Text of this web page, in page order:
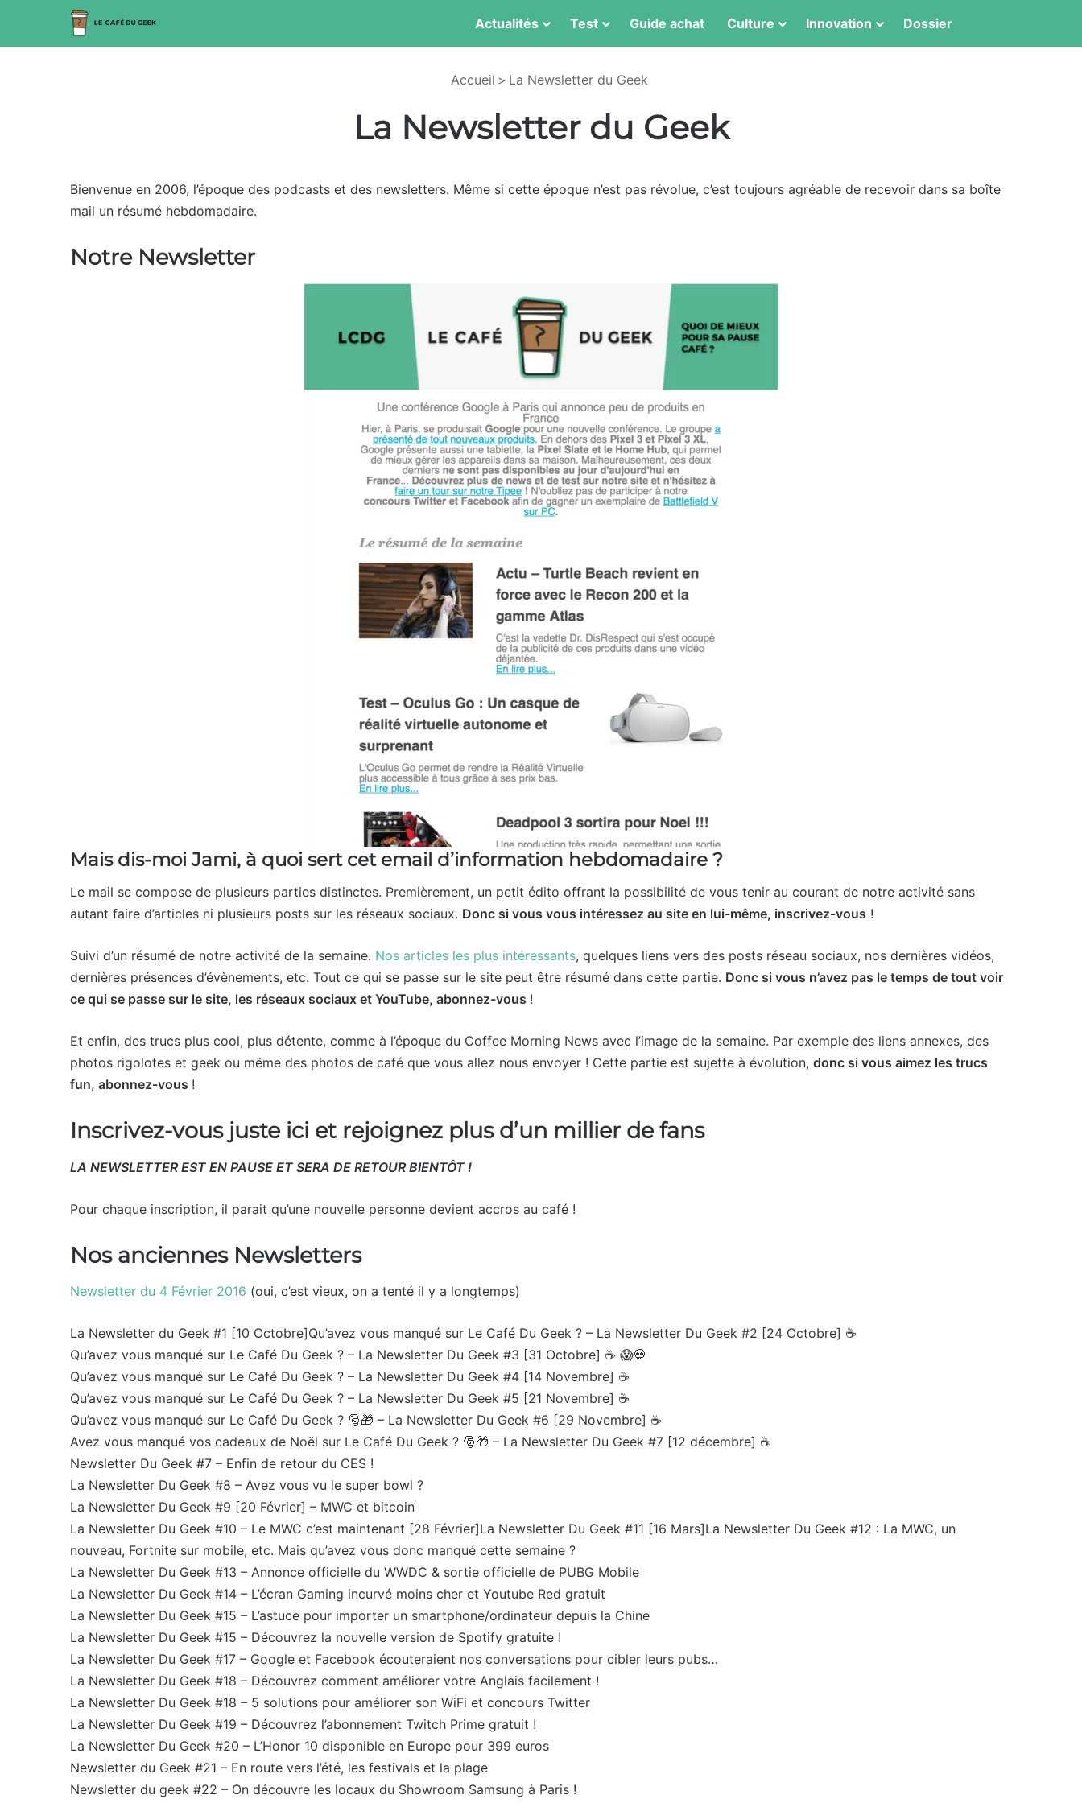
Actualités Test Guide achat Culture Innovation Dossier
Accueil > La Newsletter du Geek
La Newsletter du Geek
Bienvenue en 2006, l’époque des podcasts et des newsletters. Même si cette époque n’est pas révolue, c’est toujours agréable de recevoir dans sa boîte
mail un résumé hebdomadaire.
Notre Newsletter
Mais dis-moi Jami, à quoi sert cet email d’information hebdomadaire ?
Le mail se compose de plusieurs parties distinctes. Premièrement, un petit édito offrant la possibilité de vous tenir au courant de notre activité sans
autant faire d’articles ni plusieurs posts sur les réseaux sociaux. Donc si vous vous intéressez au site en lui-même, inscrivez-vous !
Suivi d’un résumé de notre activité de la semaine. Nos articles les plus intéressants, quelques liens vers des posts réseau sociaux, nos dernières vidéos,
dernières présences d’évènements, etc. Tout ce qui se passe sur le site peut être résumé dans cette partie. Donc si vous n’avez pas le temps de tout voir
ce qui se passe sur le site, les réseaux sociaux et YouTube, abonnez-vous !
Et enfin, des trucs plus cool, plus détente, comme à l’époque du Coffee Morning News avec l’image de la semaine. Par exemple des liens annexes, des
photos rigolotes et geek ou même des photos de café que vous allez nous envoyer ! Cette partie est sujette à évolution, donc si vous aimez les trucs
fun, abonnez-vous !
Inscrivez-vous juste ici et rejoignez plus d’un millier de fans
LA NEWSLETTER EST EN PAUSE ET SERA DE RETOUR BIENTÔT !
Pour chaque inscription, il parait qu’une nouvelle personne devient accros au café !
Nos anciennes Newsletters
Newsletter du 4 Février 2016 (oui, c’est vieux, on a tenté il y a longtemps)
La Newsletter du Geek #1 [10 Octobre]Qu’avez vous manqué sur Le Café Du Geek ? – La Newsletter Du Geek #2 [24 Octobre] ☕
Qu’avez vous manqué sur Le Café Du Geek ? – La Newsletter Du Geek #3 [31 Octobre] ☕ 😱💀
Qu’avez vous manqué sur Le Café Du Geek ? – La Newsletter Du Geek #4 [14 Novembre] ☕
Qu’avez vous manqué sur Le Café Du Geek ? – La Newsletter Du Geek #5 [21 Novembre] ☕
Qu’avez vous manqué sur Le Café Du Geek ? 🎅🎁 – La Newsletter Du Geek #6 [29 Novembre] ☕
Avez vous manqué vos cadeaux de Noël sur Le Café Du Geek ? 🎅🎁 – La Newsletter Du Geek #7 [12 décembre] ☕
Newsletter Du Geek #7 – Enfin de retour du CES !
La Newsletter Du Geek #8 – Avez vous vu le super bowl ?
La Newsletter Du Geek #9 [20 Février] – MWC et bitcoin
La Newsletter Du Geek #10 – Le MWC c’est maintenant [28 Février]La Newsletter Du Geek #11 [16 Mars]La Newsletter Du Geek #12 : La MWC, un
nouveau, Fortnite sur mobile, etc. Mais qu’avez vous donc manqué cette semaine ?
La Newsletter Du Geek #13 – Annonce officielle du WWDC & sortie officielle de PUBG Mobile
La Newsletter Du Geek #14 – L’écran Gaming incurvé moins cher et Youtube Red gratuit
La Newsletter Du Geek #15 – L’astuce pour importer un smartphone/ordinateur depuis la Chine
La Newsletter Du Geek #15 – Découvrez la nouvelle version de Spotify gratuite !
La Newsletter Du Geek #17 – Google et Facebook écouteraient nos conversations pour cibler leurs pubs…
La Newsletter Du Geek #18 – Découvrez comment améliorer votre Anglais facilement !
La Newsletter Du Geek #18 – 5 solutions pour améliorer son WiFi et concours Twitter
La Newsletter Du Geek #19 – Découvrez l’abonnement Twitch Prime gratuit !
La Newsletter Du Geek #20 – L’Honor 10 disponible en Europe pour 399 euros
Newsletter du Geek #21 – En route vers l’été, les festivals et la plage
Newsletter du geek #22 – On découvre les locaux du Showroom Samsung à Paris !